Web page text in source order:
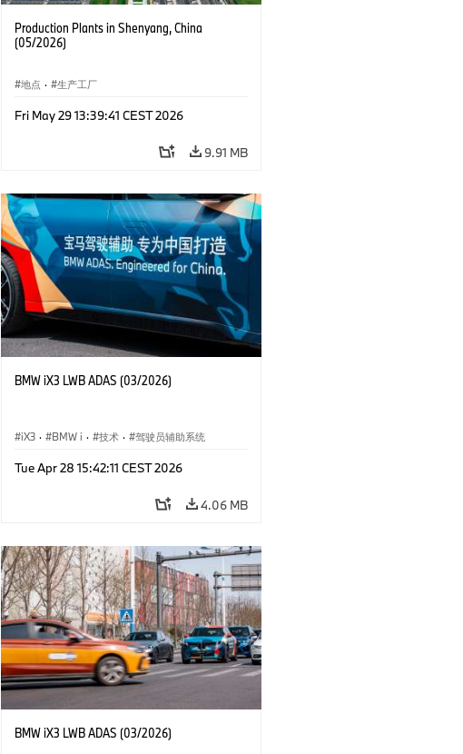
Production Plants in Shenyang, China
(05/2026)
地点 · 生产工厂
Fri May 29 13:39:41 CEST 2026
9.91 MB
BMW iX3 LWB ADAS (03/2026)
iX3 · BMW i · 技术 · 驾驶员辅助系统
Tue Apr 28 15:42:11 CEST 2026
4.06 MB
BMW iX3 LWB ADAS (03/2026)